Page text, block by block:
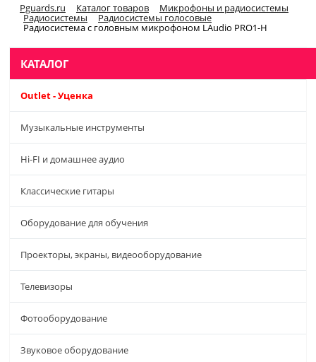
Pguards.ru Каталог товаров Микрофоны и радиосистемы
Радиосистемы Радиосистемы голосовые
Радиосистема с головным микрофоном LAudio PRO1-H
КАТАЛОГ
Outlet - Уценка
Музыкальные инструменты
Hi-FI и домашнее аудио
Классические гитары
Оборудование для обучения
Проекторы, экраны, видеооборудование
Телевизоры
Фотооборудование
Звуковое оборудование